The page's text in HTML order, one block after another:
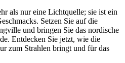
als nur eine Lichtquelle; sie ist ein
Setzen Sie auf die
und bringen Sie das nordische
Entdecken Sie jetzt, wie die
zum Strahlen bringt und für das